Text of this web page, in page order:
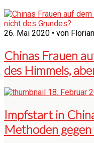
26. Mai 2020 • von
Chinas Frauen
des Himmels,
18. Februar
Impfstart in
Methoden